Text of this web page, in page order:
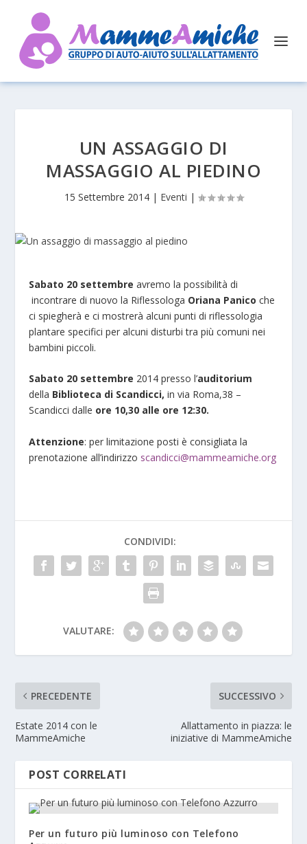
UN ASSAGGIO DI
MASSAGGIO AL PIEDINO
15 Settembre 2014| Eventi |
Sabato 20 settembreavremo la possibilità di
incontrare di nuovo la Riflessologa Oriana Panico che
ci spiegherà e ci mostrerà alcuni punti di riflessologia
plantare specifici per alcuni disturbi tra più comuni nei
bambini piccoli.
Sabato 20 settembre 2014 presso l’auditorium
della Biblioteca di Scandicci, in via Roma,38 –
Scandicci dalle ore 10,30 alle ore 12:30.
Attenzione: per limitazione posti è consigliata la
prenotazione all’indirizzo scandicci@mammeamiche.org
CONDIVIDI:
VALUTARE:
PRECEDENTE
Estate 2014 con le
MammeAmiche
SUCCESSIVO
Allattamento in piazza: le
iniziative di MammeAmiche
POST CORRELATI
Per un futuro più luminoso con Telefono